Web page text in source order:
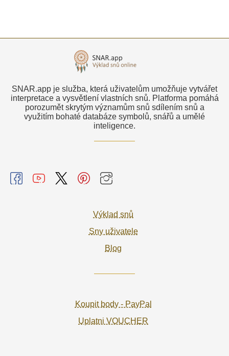
SNAR.app je služba, která uživatelům umožňuje vytvářet
interpretace a vysvětlení vlastních snů. Platforma pomáhá
porozumět skrytým významům snů sdílením snů a
využitím bohaté databáze symbolů, snářů a umělé
inteligence.
Výklad snů
Sny uživatele
Blog
Koupit body - PayPal
Uplatni VOUCHER